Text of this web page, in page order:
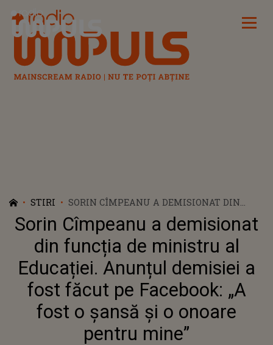
Radio Impuls
STIRI
SORIN CÎMPEANU A DEMISIONAT DIN
FUNCȚIA DE MINISTRU AL EDUCAȚIEI.
ANUNȚUL DEMISIEI A FOST FĂCUT PE
FACEBOOK: „A FOST O ŞANSĂ ŞI O ONOARE
PENTRU MINE”
Sorin Cîmpeanu a demisionat
din funcția de ministru al
Educației. Anunțul demisiei a
fost făcut pe Facebook: „A
fost o şansă şi o onoare
pentru mine”